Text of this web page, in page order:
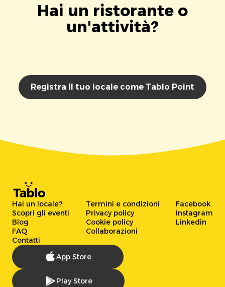
Hai un ristorante o
un'attività?
Registra il tuo locale come Tablo Point
Hai un locale?
Scopri gli eventi
Blog
FAQ
Contatti
Termini e condizioni
Privacy policy
Cookie policy
Collaborazioni
Facebook
Instagram
Linkedin
App Store
Play Store